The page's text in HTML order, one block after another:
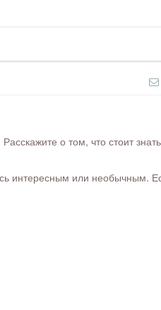
о том, что стоит
интересным или необычным.